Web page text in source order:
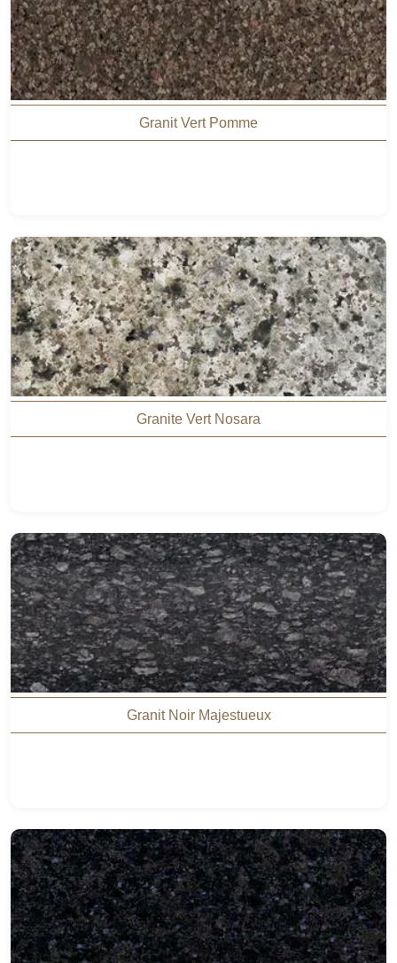
Granit Vert Pomme
Granite Vert Nosara
Granit Noir Majestueux